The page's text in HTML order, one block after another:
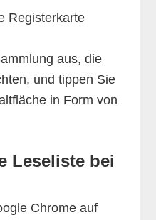
Registerkarte
aus, die
und tippen Sie
in Form von
Leseliste bei
Chrome auf